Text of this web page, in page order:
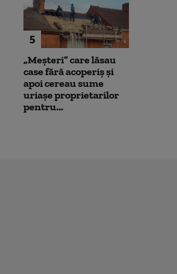
5
„Meșteri” care lăsau
case fără acoperiș și
apoi cereau sume
uriașe proprietarilor
pentru...